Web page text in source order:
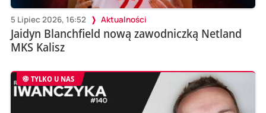
5 Lipiec 2026, 16:52 Aktualności
Jaidyn Blanchfield nową zawodniczką Netland
MKS Kalisz
TYLKO U NAS